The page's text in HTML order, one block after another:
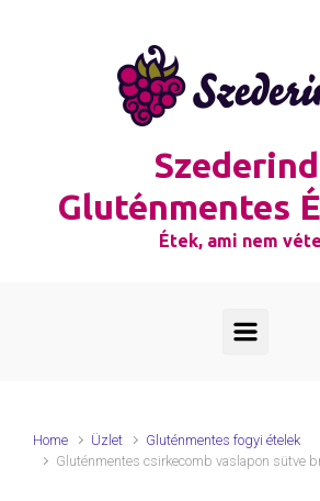
Gluténmentes
Étek, ami nem
Home Üzlet
Gluténmentes fogyi ételek
Gluténmentes csirkecomb vaslapon sütve